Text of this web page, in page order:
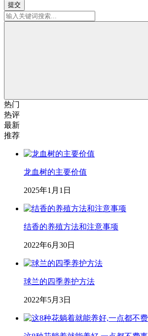
提交
热门
热评
最新
推荐
龙血树的主要价值
2025年1月1日
结香的养殖方法和注意事项
2022年6月30日
球兰的四季养护方法
2022年5月3日